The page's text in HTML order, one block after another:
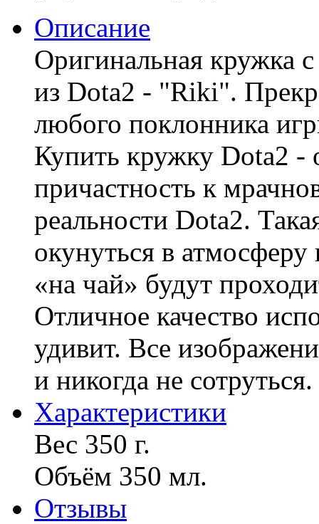
Описание
Оригинальная кружка
из Dota2 - "Riki".
любого поклонника
Купить кружку Dota2 -
причастность к
реальности Dota2.
окунуться в
«на чай» будут
Отличное качество
удивит. Все
и никогда не сотруться.
Характериcтики
Вес 350 г.
Объём 350 мл.
Отзывы